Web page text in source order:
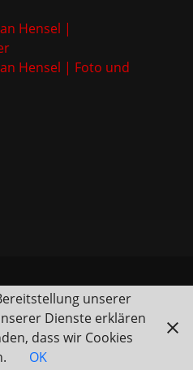
Hensel |
Hensel | Foto und
unserer
Dienste erklären
dass wir Cookies
OK